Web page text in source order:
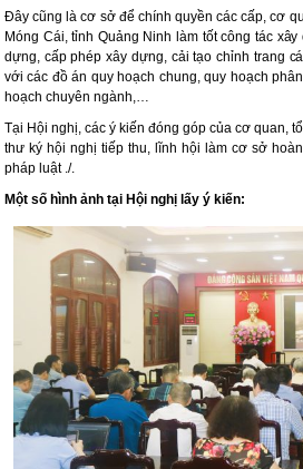
Đây cũng là cơ sở để chính quyền các cấp, cơ
Móng Cái, tỉnh Quảng Ninh làm tốt công tác
dựng, cấp phép xây dựng, cải tạo chỉnh trang
với các đồ án quy hoạch chung, quy hoạch
hoạch chuyên ngành,…
Tại Hội nghị, các ý kiến đóng góp của cơ quan,
thư ký hội nghị tiếp thu, lĩnh hội làm cơ sở
pháp luật ./.
Một số hình ảnh tại Hội nghị lấy ý kiến: